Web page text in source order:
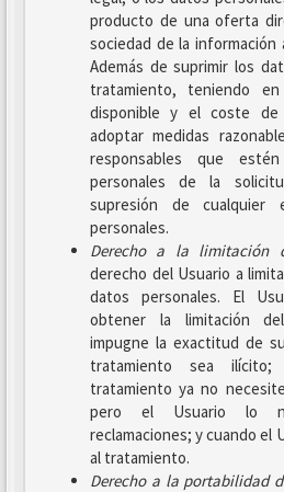
producto de una oferta
sociedad de la información
Además de suprimir los
tratamiento, teniendo
disponible y el coste de
adoptar medidas
responsables que
personales de la
supresión de cualquier
personales.
Derecho a la limitación
derecho del Usuario a
datos personales. El
obtener la limitación
impugne la exactitud de
tratamiento sea ilícito;
tratamiento ya no
pero el Usuario lo
reclamaciones; y cuando el
al tratamiento.
Derecho a la portabilidad